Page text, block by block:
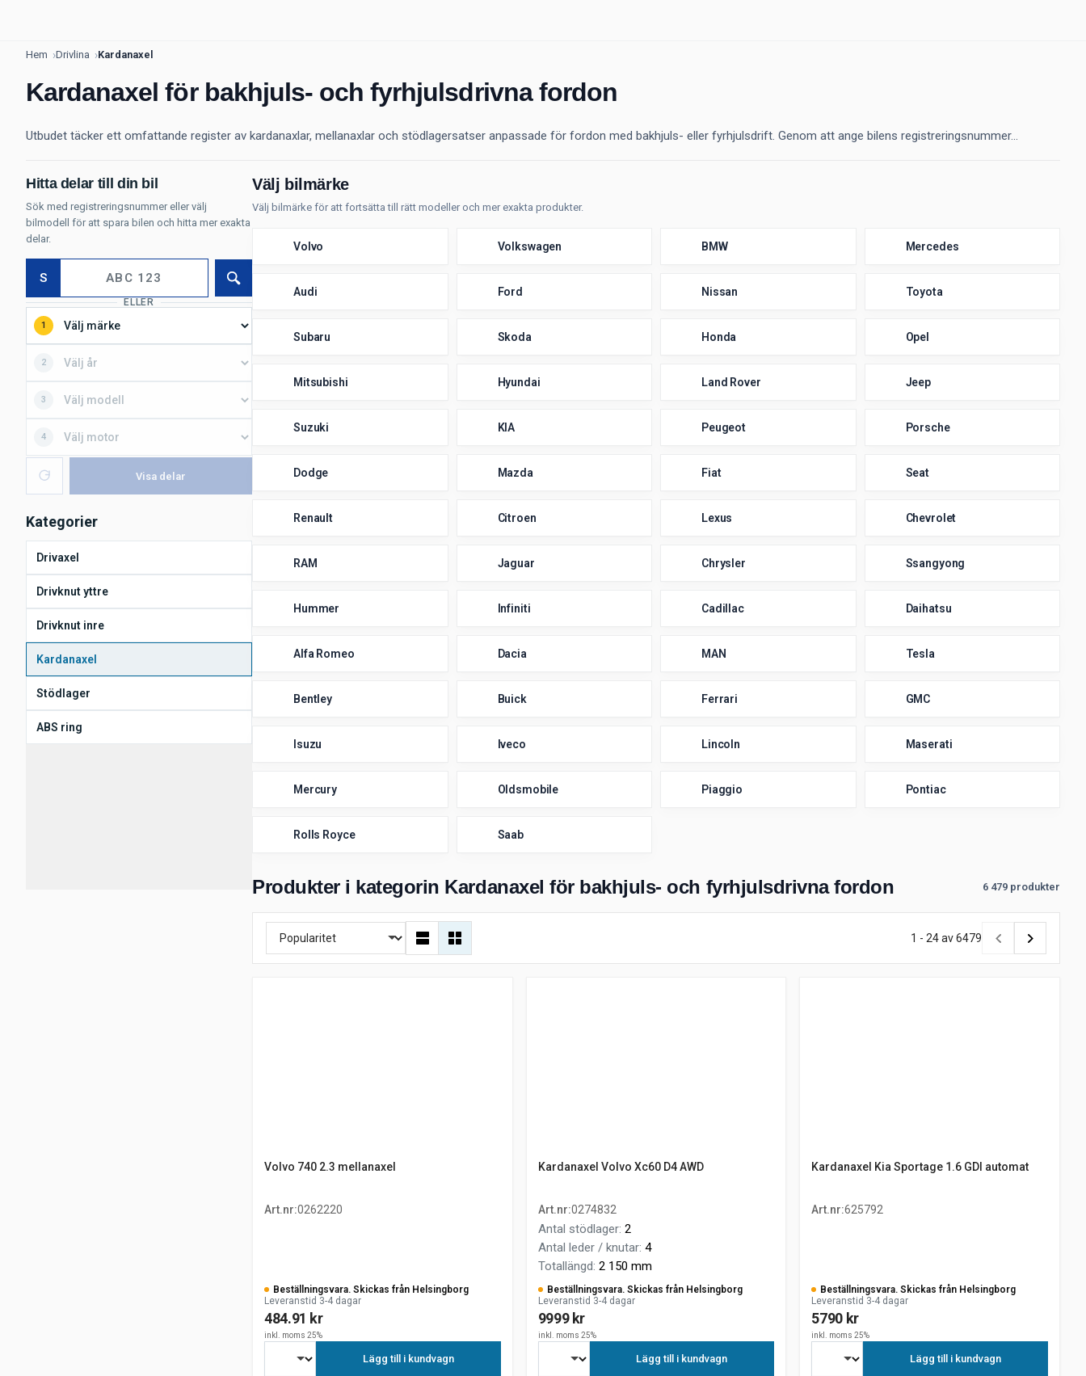
Hem Drivlina Kardanaxel
Kardanaxel för bakhjuls- och fyrhjulsdrivna fordon
Utbudet täcker ett omfattande register av kardanaxlar, mellanaxlar och stödlagersatser anpassade för fordon med bakhjuls- eller fyrhjulsdrift. Genom att ange bilens registreringsnummer...
Hitta delar till din bil
Sök med registreringsnummer eller välj
bilmodell för att spara bilen och hitta mer exakta
delar.
S Sök
ELLER
1
2
3
4
Visa delar
Kategorier
Drivaxel
Drivknut yttre
Drivknut inre
Kardanaxel
Stödlager
ABS ring
Välj bilmärke
Välj bilmärke för att fortsätta till rätt modeller och mer exakta produkter.
Volvo Volkswagen BMW Mercedes
Audi Ford Nissan Toyota
Subaru Skoda Honda Opel
Mitsubishi Hyundai Land Rover Jeep
Suzuki KIA Peugeot Porsche
Dodge Mazda Fiat Seat
Renault Citroen Lexus Chevrolet
RAM Jaguar Chrysler Ssangyong
Hummer Infiniti Cadillac Daihatsu
Alfa Romeo Dacia MAN Tesla
Bentley Buick Ferrari GMC
Isuzu Iveco Lincoln Maserati
Mercury Oldsmobile Piaggio Pontiac
Rolls Royce Saab
Produkter i kategorin Kardanaxel för bakhjuls- och fyrhjulsdrivna fordon 6 479 produkter
1 - 24 av 6479
Volvo 740 2.3 mellanaxel
Art.nr:0262220
Beställningsvara. Skickas från Helsingborg
Leveranstid 3-4 dagar
484.91 kr
inkl. moms 25%
Lägg till i kundvagn
Kardanaxel Volvo Xc60 D4 AWD
Art.nr:0274832
Antal stödlager: 2
Antal leder / knutar: 4
Totallängd: 2 150 mm
Beställningsvara. Skickas från Helsingborg
Leveranstid 3-4 dagar
9999 kr
inkl. moms 25%
Lägg till i kundvagn
Kardanaxel Kia Sportage 1.6 GDI automat
Art.nr:625792
Beställningsvara. Skickas från Helsingborg
Leveranstid 3-4 dagar
5790 kr
inkl. moms 25%
Lägg till i kundvagn